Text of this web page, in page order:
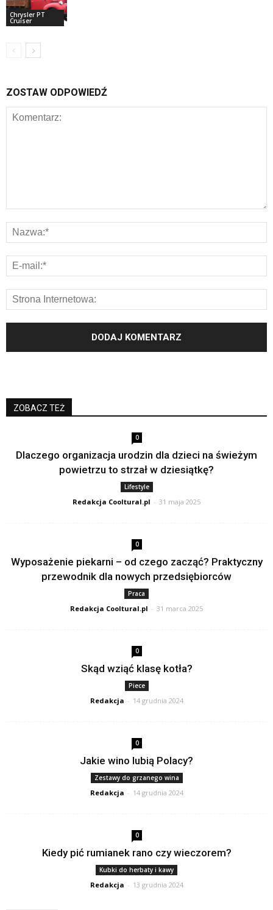
Chrysler PT
Cruiser
ZOSTAW ODPOWIEDŹ
ZOBACZ TEŻ
0
Dlaczego organizacja urodzin dla dzieci na świeżym
powietrzu to strzał w dziesiątkę?
Lifestyle
Redakcja Cooltural.pl - 31 maja 2025
0
Wyposażenie piekarni – od czego zacząć? Praktyczny
przewodnik dla nowych przedsiębiorców
Praca
Redakcja Cooltural.pl - 31 marca 2025
0
Skąd wziąć klasę kotła?
Piece
Redakcja - 14 grudnia 2024
0
Jakie wino lubią Polacy?
Zestawy do grzanego wina
Redakcja - 14 grudnia 2024
0
Kiedy pić rumianek rano czy wieczorem?
Kubki do herbaty i kawy
Redakcja - 13 grudnia 2024